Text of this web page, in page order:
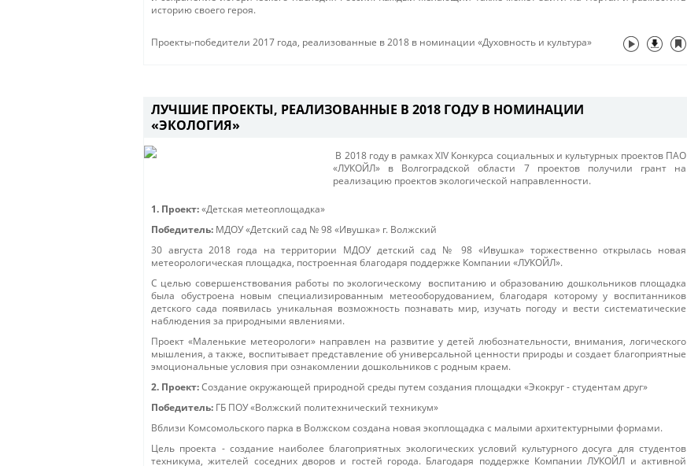
историю своего героя.
Проекты-победители 2017 года, реализованные в 2018 в номинации «Духовность и культура»
ЛУЧШИЕ ПРОЕКТЫ, РЕАЛИЗОВАННЫЕ В 2018 ГОДУ В НОМИНАЦИИ
«ЭКОЛОГИЯ»
В 2018 году в рамках ХIV Конкурса социальных и культурных проектов ПАО
«ЛУКОЙЛ» в Волгоградской области 7 проектов получили грант на
реализацию проектов экологической направленности.
1. Проект: «Детская метеоплощадка»
Победитель: МДОУ «Детский сад № 98 «Ивушка» г. Волжский
30 августа 2018 года на территории МДОУ детский сад № 98 «Ивушка» торжественно открылась новая
метеорологическая площадка, построенная благодаря поддержке Компании «ЛУКОЙЛ».
С целью совершенствования работы по экологическому воспитанию и образованию дошкольников площадка
была обустроена новым специализированным метеооборудованием, благодаря которому у воспитанников
детского сада появилась уникальная возможность познавать мир, изучать погоду и вести систематические
наблюдения за природными явлениями.
Проект «Маленькие метеорологи» направлен на развитие у детей любознательности, внимания, логического
мышления, а также, воспитывает представление об универсальной ценности природы и создает благоприятные
эмоциональные условия при ознакомлении дошкольников с родным краем.
2. Проект: Создание окружающей природной среды путем создания площадки «Экокруг - студентам друг»
Победитель: ГБ ПОУ «Волжский политехнический техникум»
Вблизи Комсомольского парка в Волжском создана новая экоплощадка с малыми архитектурными формами.
Цель проекта - создание наиболее благоприятных экологических условий культурного досуга для студентов
техникума, жителей соседних дворов и гостей города. Благодаря поддержке Компании ЛУКОЙЛ и активной